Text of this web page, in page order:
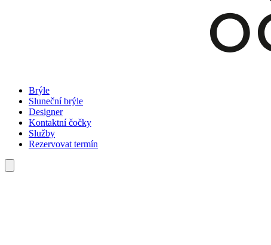
Brýle
Sluneční brýle
Designer
Kontaktní čočky
Služby
Rezervovat termín